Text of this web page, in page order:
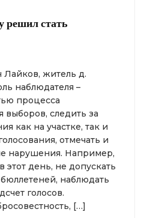
решил стать
житель д.
наблюдателя –
процесса
выборов, следить за
как на участке, так и
отмечать и
нарушения. Например,
этот день, не допускать
наблюдать
голосов.
[…]